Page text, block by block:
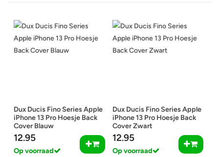
Dux Ducis Fino Series Apple
iPhone 13 Pro Hoesje Back
Cover Blauw
12.95
Op voorraad
Dux Ducis Fino Series Apple
iPhone 13 Pro Hoesje Back
Cover Zwart
12.95
Op voorraad